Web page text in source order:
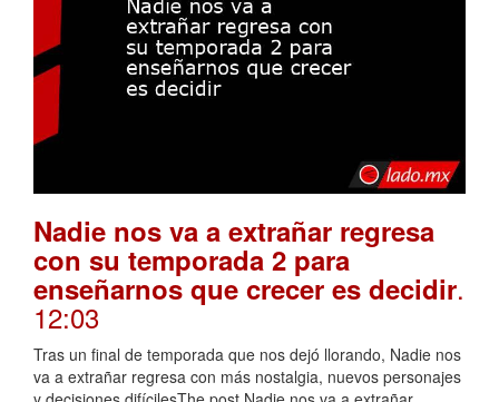
Nadie nos va a extrañar regresa
con su temporada 2 para
enseñarnos que crecer es decidir.
12:03
Tras un final de temporada que nos dejó llorando, Nadie nos
va a extrañar regresa con más nostalgia, nuevos personajes